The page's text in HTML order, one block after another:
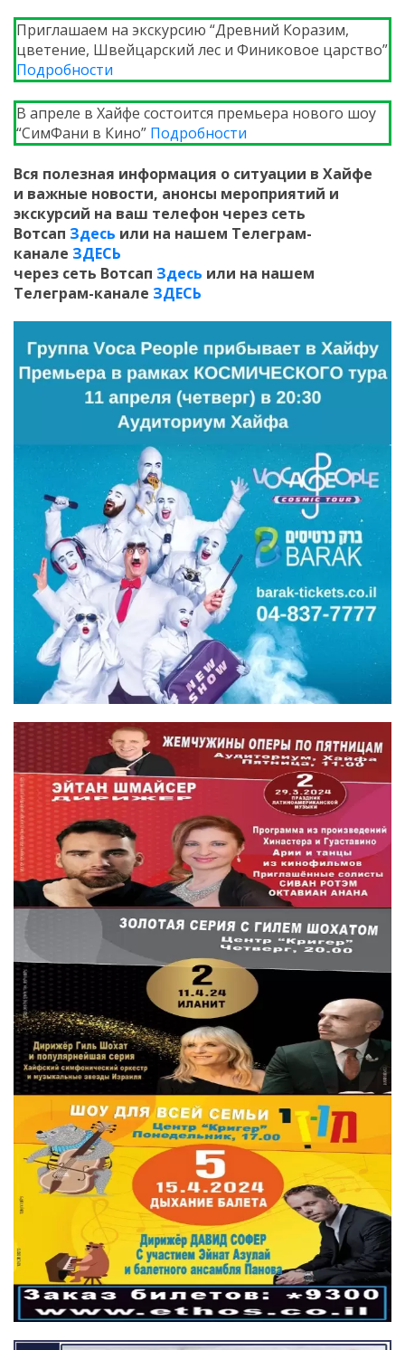
Приглашаем на экскурсию “Древний Коразим,
цветение, Швейцарский лес и Финиковое царство”
Подробности
В апреле в Хайфе состоится премьера нового шоу
“СимФани в Кино” Подробности
Вся полезная информация о ситуации в Хайфе
и важные новости, анонсы мероприятий и
экскурсий на ваш телефон через сеть
Вотсап Здесь или на нашем Телеграм-
канале ЗДЕСЬ
через сеть Вотсап Здесь или на нашем
Телеграм-канале ЗДЕСЬ